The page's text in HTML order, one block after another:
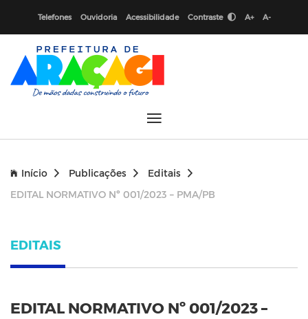
Telefones Ouvidoria Acessibilidade Contraste A+ A-
Início Publicações
Editais
EDITAL NORMATIVO Nº 001/2023 – PMA/PB
EDITAIS
EDITAL NORMATIVO Nº 001/2023 –